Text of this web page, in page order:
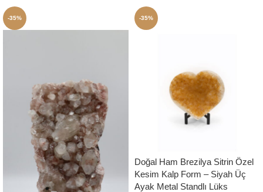
-35% -35%
Doğal Ham Brezilya Sitrin Özel
Kesim Kalp Form – Siyah Üç
Ayak Metal Standlı Lüks